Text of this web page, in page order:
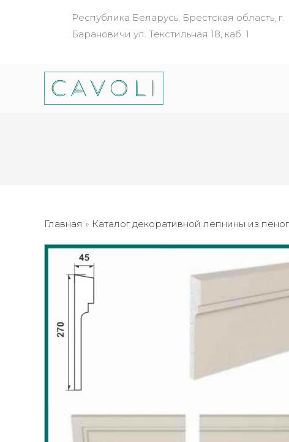
Республика Беларусь, Брестская область, г.
Барановичи ул. Текстильная 18, каб. 1
Главная » Каталог декоративной лепнины из